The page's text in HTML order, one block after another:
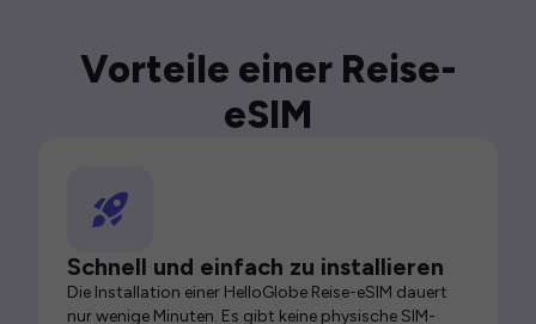
Vorteile einer Reise-
eSIM
Schnell und einfach zu installieren
Die Installation einer HelloGlobe Reise-eSIM dauert
nur wenige Minuten. Es gibt keine physische SIM-